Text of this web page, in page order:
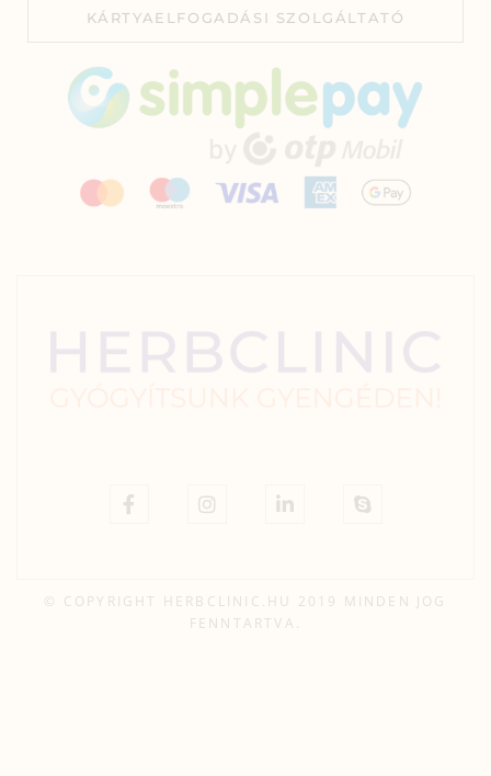
KÁRTYAELFOGADÁSI SZOLGÁLTATÓ
© COPYRIGHT HERBCLINIC.HU 2019 MINDEN JOG
FENNTARTVA.